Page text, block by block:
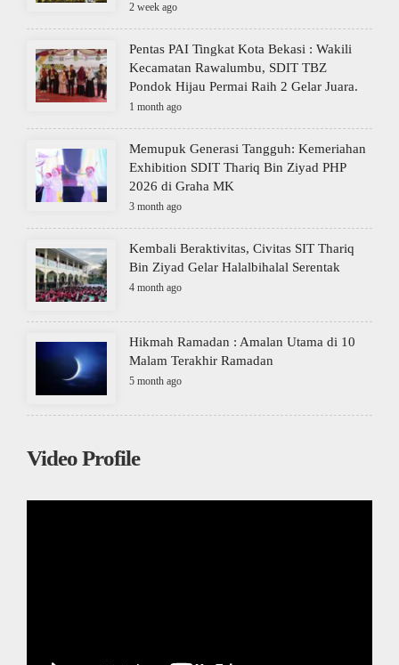
2 week ago
Pentas PAI Tingkat Kota Bekasi : Wakili
Kecamatan Rawalumbu, SDIT TBZ
Pondok Hijau Permai Raih 2 Gelar Juara.
1 month ago
Memupuk Generasi Tangguh: Kemeriahan
Exhibition SDIT Thariq Bin Ziyad PHP
2026 di Graha MK
3 month ago
Kembali Beraktivitas, Civitas SIT Thariq
Bin Ziyad Gelar Halalbihalal Serentak
4 month ago
Hikmah Ramadan : Amalan Utama di 10
Malam Terakhir Ramadan
5 month ago
Video Profile